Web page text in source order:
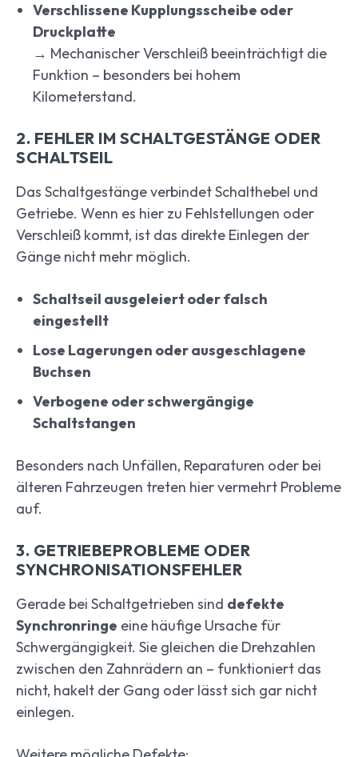
Verschlissene Kupplungsscheibe oder
Druckplatte
→ Mechanischer Verschleiß beeinträchtigt die
Funktion – besonders bei hohem
Kilometerstand.
2. FEHLER IM SCHALTGESTÄNGE ODER
SCHALTSEIL
Das Schaltgestänge verbindet Schalthebel und
Getriebe. Wenn es hier zu Fehlstellungen oder
Verschleiß kommt, ist das direkte Einlegen der
Gänge nicht mehr möglich.
Schaltseil ausgeleiert oder falsch
eingestellt
Lose Lagerungen oder ausgeschlagene
Buchsen
Verbogene oder schwergängige
Schaltstangen
Besonders nach Unfällen, Reparaturen oder bei
älteren Fahrzeugen treten hier vermehrt Probleme
auf.
3. GETRIEBEPROBLEME ODER
SYNCHRONISATIONSFEHLER
Gerade bei Schaltgetrieben sind defekte
Synchronringe eine häufige Ursache für
Schwergängigkeit. Sie gleichen die Drehzahlen
zwischen den Zahnrädern an – funktioniert das
nicht, hakelt der Gang oder lässt sich gar nicht
einlegen.